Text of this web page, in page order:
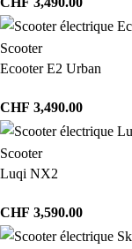
Scooter
Ecooter E2 Urban
CHF 3,490.00
Scooter
Luqi NX2
CHF 3,590.00